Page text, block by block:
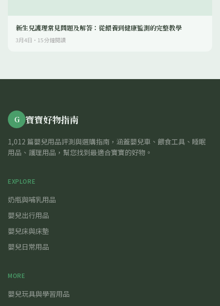
新生兒護理常見問題及解答：從餵養到健康監測的完整教學
3月4日 · 15分鐘閱讀
G 寶寶好物指南
1,012 篇嬰兒用品評測與選購指南，涵蓋嬰兒車、餵食工具、睡眠
用品、護理用品，幫您找到最適合寶寶的好物。
EXPLORE
奶瓶與哺乳用品
嬰兒出行用品
嬰兒床與床墊
嬰兒日常用品
MORE
嬰兒玩具與學習用品